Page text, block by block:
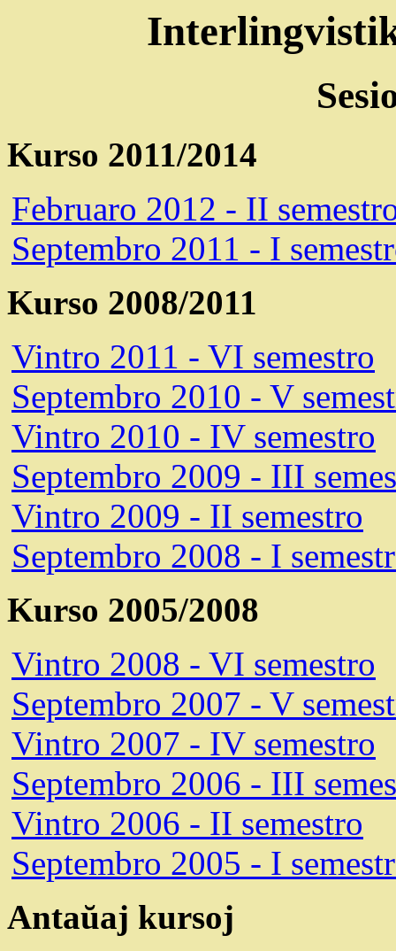
Kurso 2011/2014
Februaro 2012 - II
Septembro 2011 - I
Kurso 2008/2011
Vintro 2011 - VI semestro
Septembro 2010 - V
Vintro 2010 - IV semestro
Septembro 2009 - III
Vintro 2009 - II semestro
Septembro 2008 - I
Kurso 2005/2008
Vintro 2008 - VI semestro
Septembro 2007 - V
Vintro 2007 - IV semestro
Septembro 2006 - III
Vintro 2006 - II semestro
Septembro 2005 - I
Antaŭaj kursoj